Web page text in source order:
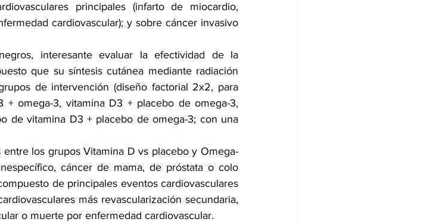
principales (infarto de miocardio,
cardiovascular); y sobre cáncer invasivo
interesante evaluar la efectividad de la
que su síntesis cutánea mediante radiación
de intervención (diseño factorial 2x2, para
+ omega-3, vitamina D3 + placebo de omega-3,
de vitamina D3 + placebo de omega-3; con una
los grupos Vitamina D vs placebo y Omega-
cáncer de mama, de próstata o colo
de principales eventos cardiovasculares
más revascularización secundaria,
o muerte por enfermedad cardiovascular.